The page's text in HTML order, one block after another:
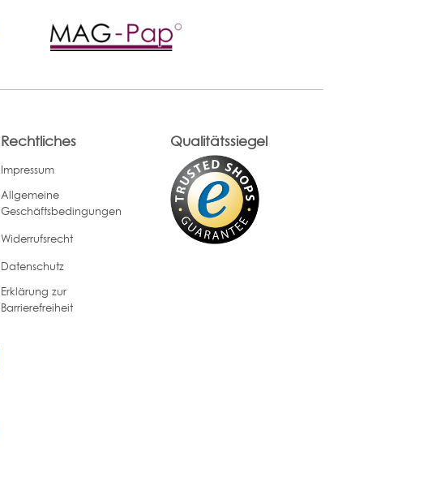
Rechtliches
Impressum
Allgemeine
Geschäftsbedingungen
Widerrufsrecht
Datenschutz
Erklärung zur
Barrierefreiheit
Qualitätssiegel